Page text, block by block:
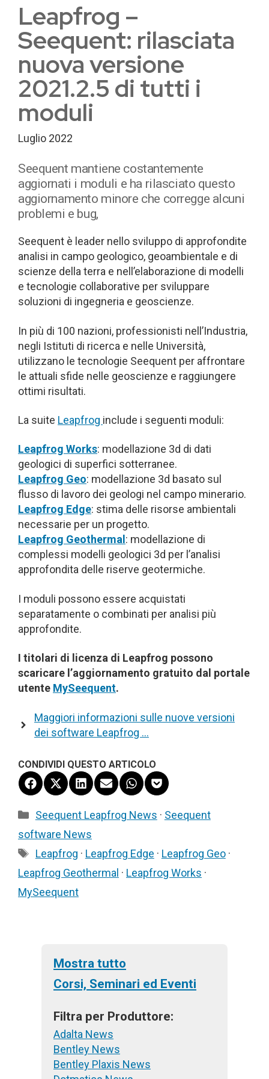
Leapfrog –
Seequent: rilasciata
nuova versione
2021.2.5 di tutti i
moduli
Luglio 2022
Seequent mantiene costantemente
aggiornati i moduli e ha rilasciato questo
aggiornamento minore che corregge alcuni
problemi e bug,
Seequent è leader nello sviluppo di approfondite
analisi in campo geologico, geoambientale e di
scienze della terra e nell’elaborazione di modelli
e tecnologie collaborative per sviluppare
soluzioni di ingegneria e geoscienze.
In più di 100 nazioni, professionisti nell’Industria,
negli Istituti di ricerca e nelle Università,
utilizzano le tecnologie Seequent per affrontare
le attuali sfide nelle geoscienze e raggiungere
ottimi risultati.
La suite Leapfrog include i seguenti moduli:
Leapfrog Works: modellazione 3d di dati
geologici di superfici sotterranee.
Leapfrog Geo: modellazione 3d basato sul
flusso di lavoro dei geologi nel campo minerario.
Leapfrog Edge: stima delle risorse ambientali
necessarie per un progetto.
Leapfrog Geothermal : modellazione di
complessi modelli geologici 3d per l’analisi
approfondita delle riserve geotermiche.
I moduli possono essere acquistati
separatamente o combinati per analisi più
approfondite.
I titolari di licenza di Leapfrog possono
scaricare l’aggiornamento gratuito dal portale
utente MySeequent.
Maggiori informazioni sulle nuove versioni
dei software Leapfrog …
CONDIVIDI QUESTO ARTICOLO
Share
on
Facebook
Share
on
(Twitter)
Share
on
LinkedIn
Share
on
Email
Share
on
WhatsApp
Share
on
Pocket
Categorie
Seequent Leapfrog News · Seequent
software News
Tag
Leapfrog · Leapfrog Edge · Leapfrog Geo·
Leapfrog Geothermal · Leapfrog Works ·
MySeequent
Mostra tutto
Corsi, Seminari ed Eventi
Filtra per Produttore:
Adalta News
Bentley News
Bentley Plaxis News